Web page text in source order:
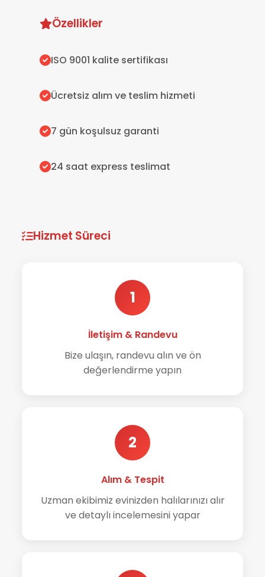
Özellikler
ISO 9001 kalite sertifikası
Ücretsiz alım ve teslim hizmeti
7 gün koşulsuz garanti
24 saat express teslimat
Hizmet Süreci
1
İletişim & Randevu
Bize ulaşın, randevu alın ve ön
değerlendirme yapın
2
Alım & Tespit
Uzman ekibimiz evinizden halılarınızı alır
ve detaylı incelemesini yapar